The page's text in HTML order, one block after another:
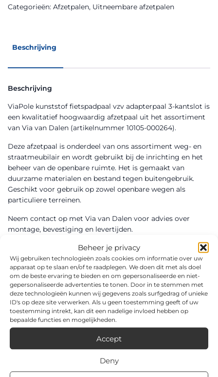
Beheer je privacy
Wij gebruiken technologieën zoals cookies om informatie over uw
apparaat op te slaan en/of te raadplegen. We doen dit met als doel
om de beste ervaring te bieden en om gepersonaliseerde en niet-
gepersonaliseerde advertenties te tonen. Door in te stemmen met
deze technologieën kunnen wij gegevens zoals surfgedrag of unieke
ID's op deze site verwerken. Als u geen toestemming geeft of uw
toestemming intrekt, kan dit een nadelige invloed hebben op
bepaalde functies en mogelijkheden.
Accept
Deny
Categorieën: Afzetpalen, Uitneembare afzetpalen
Beschrijving
Beschrijving
ViaPole kunststof fietspadpaal vzv adapterpaal 3-kantslot is
een kwalitatief hoogwaardig afzetpaal uit het assortiment
van Via van Dalen (artikelnummer 10105-000264).
Deze afzetpaal is onderdeel van ons assortiment weg- en
straatmeubilair en wordt gebruikt bij de inrichting en het
beheer van de openbare ruimte. Het is gemaakt van
duurzame materialen en bestand tegen buitengebruik.
Geschikt voor gebruik op zowel openbare wegen als
particuliere terreinen.
Neem contact op met Via van Dalen voor advies over
montage, bevestiging en levertijden.